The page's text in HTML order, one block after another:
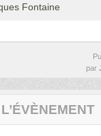
Fontaine
par